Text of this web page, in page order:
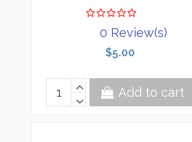
0 Review(s)
$5.00
Add to cart